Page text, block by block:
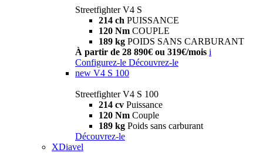
Streetfighter V4 S
214 ch PUISSANCE
120 Nm COUPLE
189 kg POIDS SANS CARBURANT
À partir de 28 890€ ou 319€/mois i
Configurez-le Découvrez-le
new V4 S 100
Streetfighter V4 S 100
214 cv Puissance
120 Nm Couple
189 kg Poids sans carburant
Découvrez-le
XDiavel